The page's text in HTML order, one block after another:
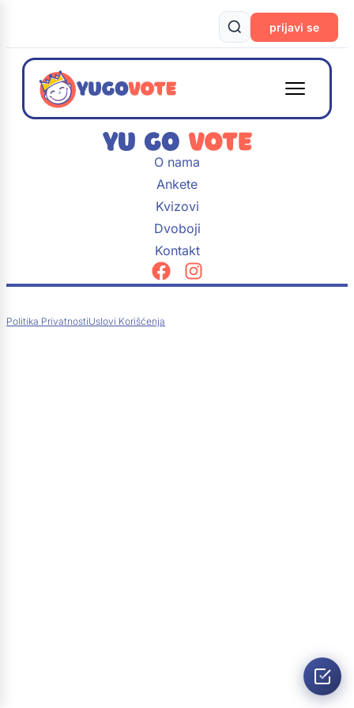
prijavi se
O nama
Ankete
Kvizovi
Dvoboji
Kontakt
Politika PrivatnostiUslovi Korišćenja